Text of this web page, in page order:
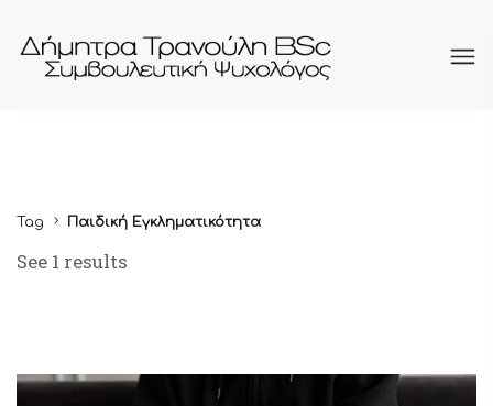
Tag Παιδική Εγκληματικότητα
See 1 results